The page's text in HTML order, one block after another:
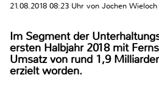
21.08.2018 08:23 Uhr von Jochen Wieloch
Im Segment der
ersten Halbjahr 2018 mit
Umsatz von rund 1,9
erzielt worden.